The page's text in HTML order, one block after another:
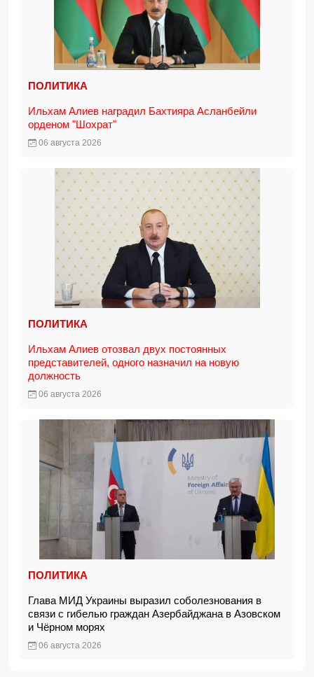
ПОЛИТИКА
Ильхам Алиев наградил Бахтияра Асланбейли
орденом "Шохрат"
06 августа 2026
ПОЛИТИКА
Ильхам Алиев отозвал двух постоянных
представителей, одного назначил на новую
должность
06 августа 2026
ПОЛИТИКА
Глава МИД Украины выразил соболезнования в
связи с гибелью граждан Азербайджана в Азовском
и Чёрном морях
06 августа 2026